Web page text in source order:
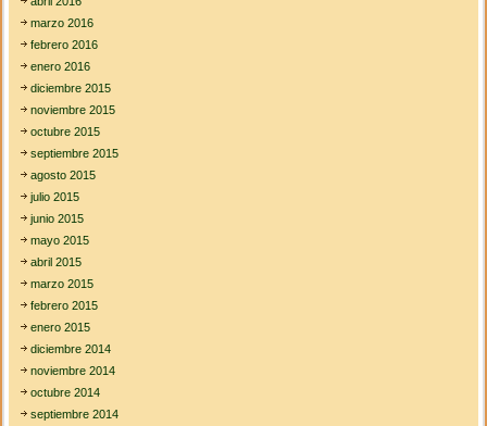
marzo 2016
febrero 2016
enero 2016
diciembre 2015
noviembre 2015
octubre 2015
septiembre 2015
agosto 2015
julio 2015
junio 2015
mayo 2015
abril 2015
marzo 2015
febrero 2015
enero 2015
diciembre 2014
noviembre 2014
octubre 2014
septiembre 2014